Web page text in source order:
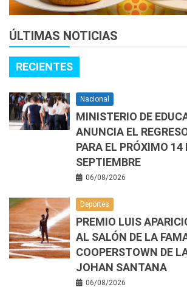
ÚLTIMAS NOTICIAS
RECIENTES
Nacional
MINISTERIO DE
ANUNCIA EL
PARA EL PRÓXIMO 14
SEPTIEMBRE
06/08/2026
Deportes
PREMIO LUIS
AL SALÓN DE LA
COOPERSTOWN DE
JOHAN SANTANA
06/08/2026